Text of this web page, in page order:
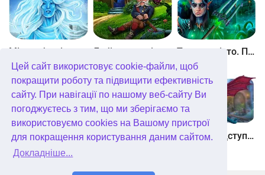
Цей сайт використовує cookie-файли, щоб
покращити роботу та підвищити ефективність
сайту. При навігації по нашому веб-сайту Ви
погоджуєтесь з тим, що ми зберігаємо та
використовуємо cookies на Вашому пристрої
для покращення користування даним сайтом.
Докладніше...
потрібними доказами обзавестися. Але перш ніж дістатися до
них, доведеться постаратися і розкрити безліч замкнених
дверей і навіть сейфів!
Таємне місто. Підводне царство. колекційне видання
Небесні землі. Пробудження гігантів. колекційне видання Загадки Нью-Йорка. Пробудження. колекційне видання Хімери. Підступи зла. колекційне видання